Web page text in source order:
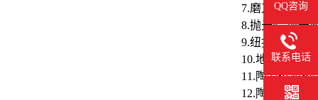
7.磨刀石,研磨
8.抛光蜡,抛光
9.纽扣,手机壳,
10.地坪,胶粘
11.陶瓷过滤板
12.陶瓷分离膜
QQ咨询
联系电话